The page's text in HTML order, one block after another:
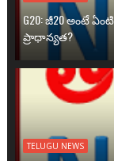
G20: జీ20 అంటే
ప్రాధాన్యత?
TELUGU NEWS